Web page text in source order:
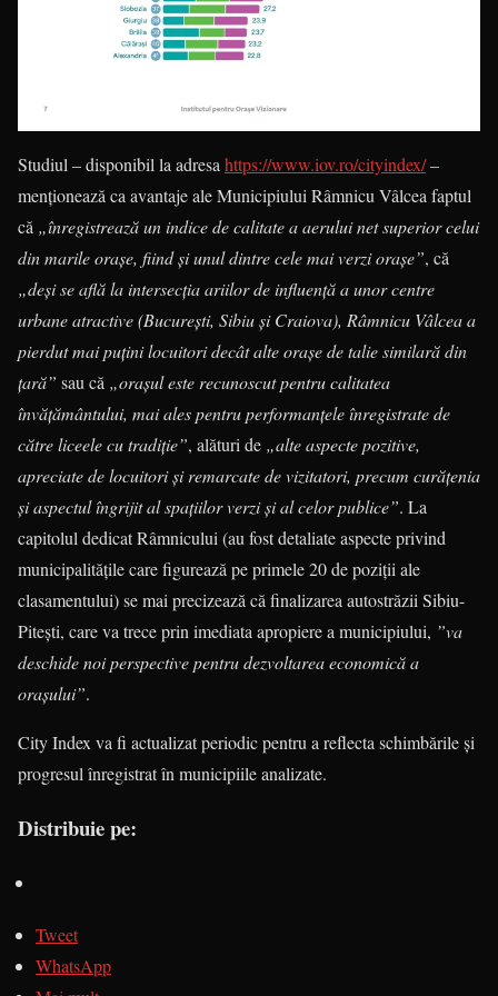
Studiul – disponibil la adresahttps://www.iov.ro/cityindex/–
menționează ca avantaje ale Municipiului Râmnicu Vâlcea faptul
că „înregistrează un indice de calitate a aerului net superior celui
din marile orașe, fiind și unul dintre cele mai verzi orașe”, că
„deși se află la intersecția ariilor de influență a unor centre
urbane atractive (București, Sibiu și Craiova), Râmnicu Vâlcea a
pierdut mai puțini locuitori decât alte orașe de talie similară din
țară” sau că „orașul este recunoscut pentru calitatea
învățământului, mai ales pentru performanțele înregistrate de
către liceele cu tradiție”, alături de „alte aspecte pozitive,
apreciate de locuitori și remarcate de vizitatori, precum curățenia
și aspectul îngrijit al spațiilor verzi și al celor publice”. La
capitolul dedicat Râmnicului (au fost detaliate aspecte privind
municipalitățile care figurează pe primele 20 de poziții ale
clasamentului) se mai precizează că finalizarea autostrăzii Sibiu-
Pitești, care va trece prin imediata apropiere a municipiului, ”va
deschide noi perspective pentru dezvoltarea economică a
orașului”.
City Index va fi actualizat periodic pentru a reflecta schimbările și
progresul înregistrat în municipiile analizate.
Distribuie pe:
Tweet
WhatsApp